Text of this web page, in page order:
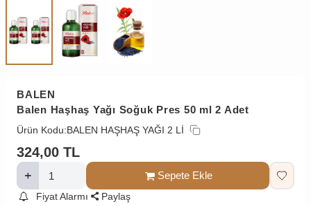
BALEN
Balen Haşhaş Yağı Soğuk Pres 50 ml 2 Adet
Ürün Kodu:BALEN HAŞHAŞ YAĞI 2 Lİ
324,00 TL
Sepete Ekle
Fiyat Alarmı
Paylaş